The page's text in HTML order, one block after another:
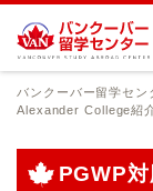
バンクーバー留学セン
Alexander College紹
PGWP